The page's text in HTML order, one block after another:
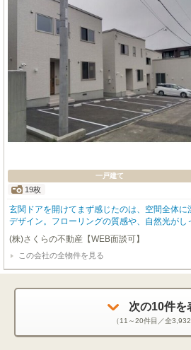
一戸建て
19枚
玄関ドアを開けてまず感じたのは、空間全体
デザイン。フローリングの質感や、自然光が
光が、室内をふんわりと包み込んでいて、最初
た。玄関すぐ横には手洗いスペースがあり、帰
育て中の家庭や衛生面に配慮したい方にとって安心ポ
室のほかに、圧倒的な存在感を放つ「ゴルフ
済みという徹底ぶり。プロも使用する高性能
ずに練習できる環境は、趣味を超えて日常に特
す。打席に立つだけで、気持ちが切り替わるよ
(株)さくらの不動産【WEB面談可】
この会社の全物件を見る
次の10件を
（11～20件目／全3,932